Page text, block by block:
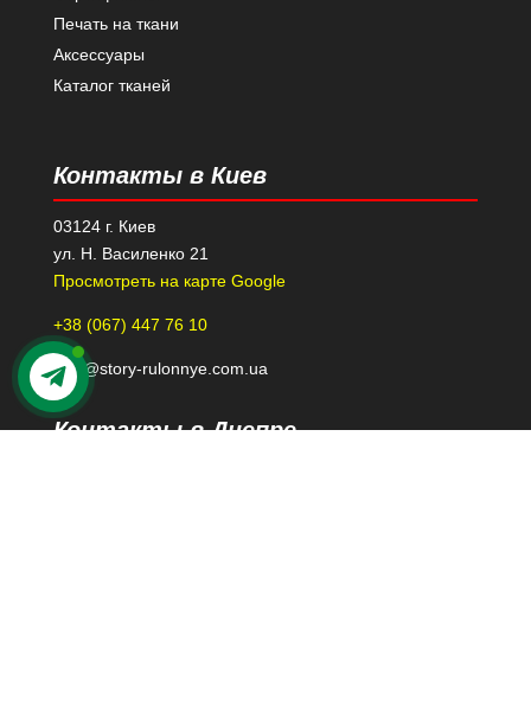
Печать на ткани
Аксессуары
Каталог тканей
Контакты в Киев
03124 г. Киев
ул. Н. Василенко 21
Просмотреть на карте Google
+38 (067) 447 76 10
kiev@story-rulonnye.com.ua
Контакты в Днепре